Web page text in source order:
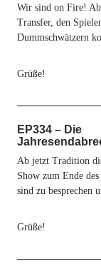
Wir sind on Fire!
Transfer, den
Dummschwätzern
Grüße!
EP334 – Die
Ab jetzt Tradition
Show zum Ende
sind zu besprechen
Grüße!